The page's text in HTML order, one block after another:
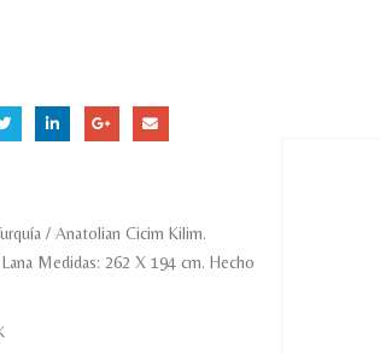
/ Anatolian Cicim Kilim.
Medidas: 262 X 194 cm. Hecho